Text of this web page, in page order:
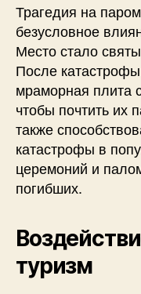
Трагедия на
безусловное
Место стало
После
мраморная плита
чтобы почтить их
также
катастрофы в
церемоний и
погибших.
туризм